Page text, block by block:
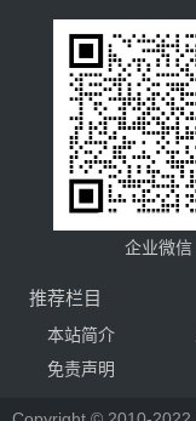
企业微信
推荐栏目
本站简介
免责声明